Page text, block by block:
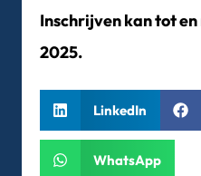
Inschrijven kan tot
2025.
LinkedIn
WhatsApp